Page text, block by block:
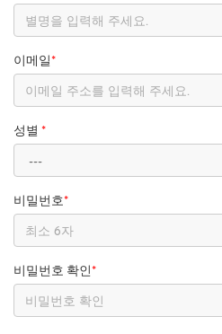
이메일 *
성별 *
비밀번호*
비밀번호 확인 *